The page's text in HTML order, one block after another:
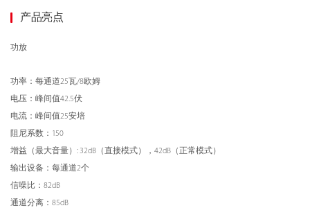
产品亮点
功放
功率：每通道25瓦/8欧姆
电压：峰间值42.5伏
电流：峰间值25安培
阻尼系数：150
增益（最大音量）: 32dB（直接模式），42dB（正常模式）
输出设备：每通道2个
信噪比：82dB
通道分离：85dB